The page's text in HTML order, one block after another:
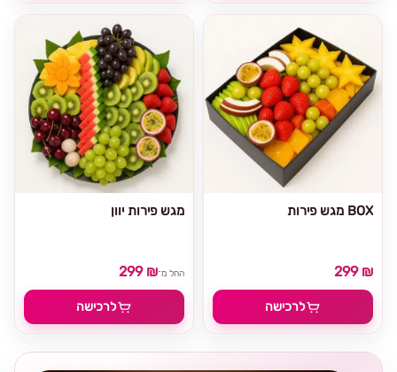
מגש פירות יוון
החל מ־299 ₪
לרכישה
מגש פירות BOX
299 ₪
לרכישה